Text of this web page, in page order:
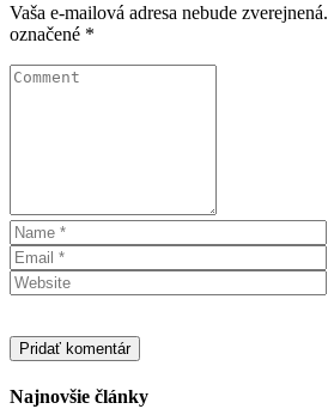
Vaša e-mailová adresa nebude zverejnená.
označené *
Najnovšie články